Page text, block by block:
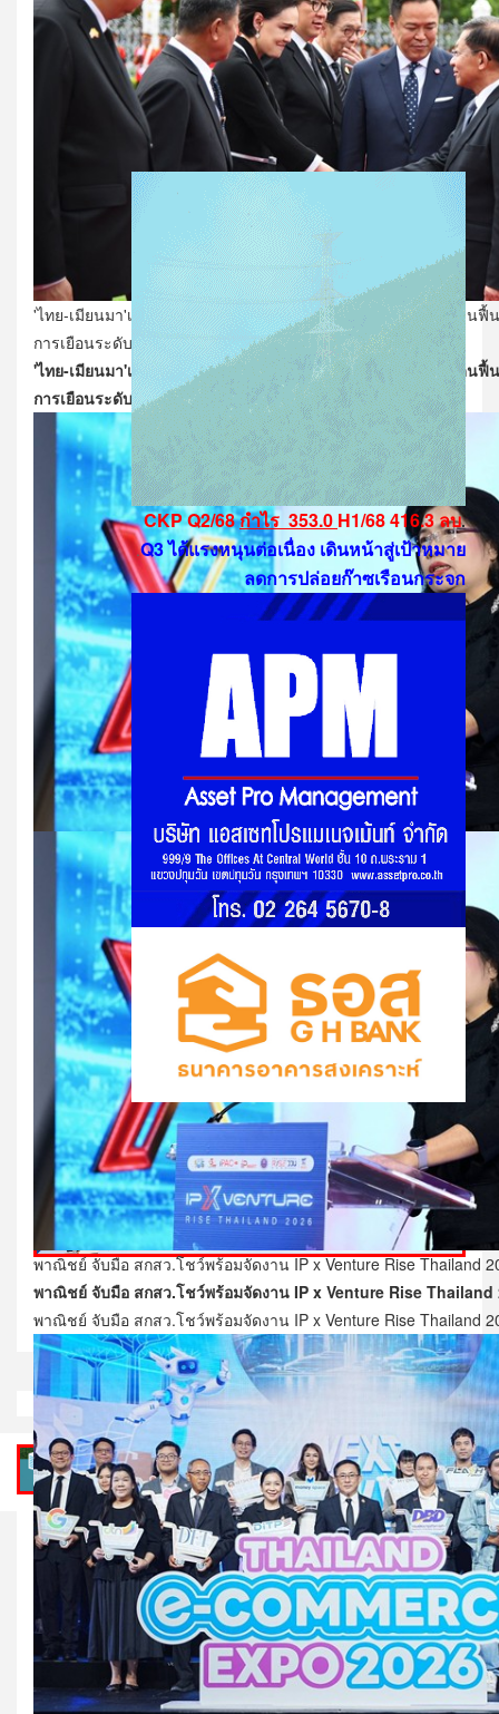
'ไทย-เมียนมา'เปิดบทใหม่ความร่วมมือเศรษฐกิจ ดันการค้าชายแดน
การเยือนระดับผู้นำ
'ไทย-เมียนมา'เปิดบทใหม่ความร่วมมือเศรษฐกิจ ดันการค้าชายแดน
การเยือนระดับผู้นำ
ศุภจี ผลักดันเมียนมา ร่วมประชุม JTC ขอผ่อนปรนมาตรการ
พาณิชย์ จับมือ สกสว.โชว์พร้อมจัดงาน IP x Venture Rise Thailand
พาณิชย์ จับมือ สกสว.โชว์พร้อมจัดงาน IP x Venture Rise Thailand
พาณิชย์ จับมือ สกสว.โชว์พร้อมจัดงาน IP x Venture Rise
CKP Q2/68กำไร 353.0 H1/68416.3 ลบ.
.Q3 ได้แรงหนุนต่อเนื่อง เดินหน้าสู่เป้าหมาย
ลดการปล่อยก๊าซเรือนกระจก